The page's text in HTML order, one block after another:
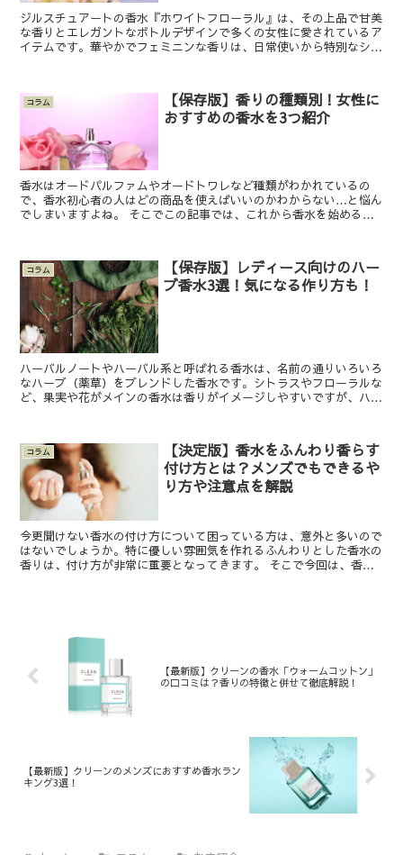
ジルスチュアートの香水『ホワイトフローラル』は、その上品で甘美
な香りとエレガントなボトルデザインで多くの女性に愛されているア
イテムです。華やかでフェミニンな香りは、日常使いから特別なシー
コラム
【保存版】香りの種類別！女性に
おすすめの香水を3つ紹介
香水はオードパルファムやオードトワレなど種類がわかれているの
で、香水初心者の人はどの商品を使えばいいのかわからない…と悩ん
でしまいますよね。 そこでこの記事では、これから香水を始める女
コラム
【保存版】レディース向けのハー
ブ香水3選！気になる作り方も！
ハーバルノートやハーバル系と呼ばれる香水は、名前の通りいろいろ
なハーブ（薬草）をブレンドした香水です。シトラスやフローラルな
ど、果実や花がメインの香水は香りがイメージしやすいですが、ハー
コラム
【決定版】香水をふんわり香らす
付け方とは？メンズでもできるや
り方や注意点を解説
今更聞けない香水の付け方について困っている方は、意外と多いので
はないでしょうか。特に優しい雰囲気を作れるふんわりとした香水の
香りは、付け方が非常に重要となってきます。 そこで今回は、香水
【最新版】クリーンの香水「ウォームコットン」
の口コミは？香りの特徴と併せて徹底解説！
【最新版】クリーンのメンズにおすすめ香水ラン
キング3選！